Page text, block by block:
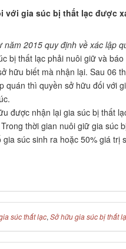
với gia súc bị thất lạc được
2015 quy định về xác lập
bị thất lạc phải nuôi giữ và
hữu biết mà nhận lại. Sau 06
quán thì quyền sở hữu đối với
được nhận lại gia súc bị thất
thời gian nuôi giữ gia súc
súc sinh ra hoặc 50% giá
súc thất lạc, Sở hữu gia súc bị thất